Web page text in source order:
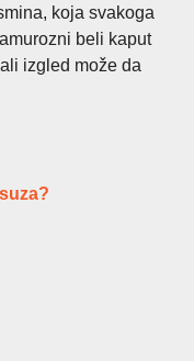
koja svakoga
beli kaput
izgled može da